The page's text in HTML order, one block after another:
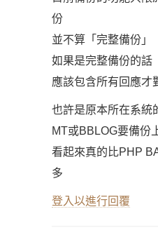
份
並不算「完整備份」
如果是完整備份的話
應該包含所有回應才
也許是原本所在系統
MT或BBLOG要備份
看起來真的比PHP
多
登入以進行回覆